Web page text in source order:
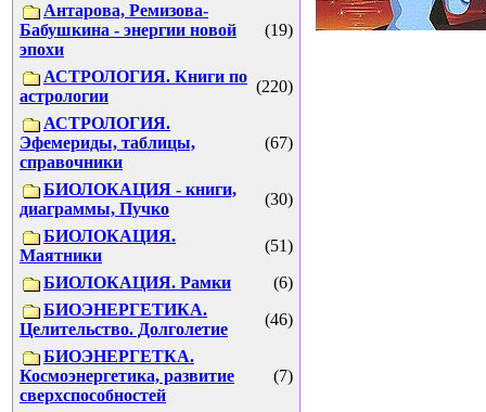
Антарова, Ремизова-
Бабушкина - энергии новой
эпохи
(19)
АСТРОЛОГИЯ. Книги по
астрологии
(220)
АСТРОЛОГИЯ.
Эфемериды, таблицы,
справочники
(67)
БИОЛОКАЦИЯ - книги,
диаграммы, Пучко
(30)
БИОЛОКАЦИЯ.
Маятники
(51)
БИОЛОКАЦИЯ. Рамки
(6)
БИОЭНЕРГЕТИКА.
Целительство. Долголетие
(46)
БИОЭНЕРГЕТКА.
Космоэнергетика, развитие
сверхспособностей
(7)